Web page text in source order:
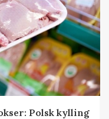
Polsk kylling